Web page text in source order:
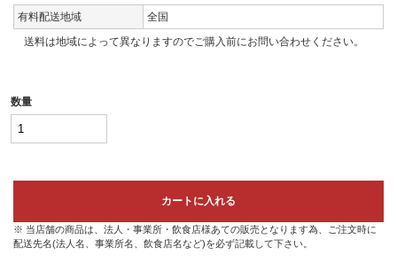
有料配送地域
全国
送料は地域によって異なりますのでご購入前にお問い合わせください。
数量
カートに入れる
※ 当店舗の商品は、法人・事業所・飲食店様あての販売となります為、ご注文時に
配送先名(法人名、事業所名、飲食店名など)を必ず記載して下さい。